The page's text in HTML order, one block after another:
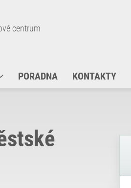
centrum
PORADNA KONTAKTY